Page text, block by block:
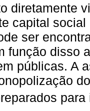
diretamente
capital
ser
função disso
públicas. A